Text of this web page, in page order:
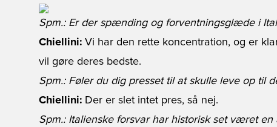
Spm.: Er der spænding og forventningsglæde i
Chiellini: Vi har den rette koncentration, og er
vil gøre deres bedste.
Spm.: Føler du dig presset til at skulle leve op til
Chiellini: Der er slet intet pres, så nej.
Spm.: Italienske forsvar har historisk set været